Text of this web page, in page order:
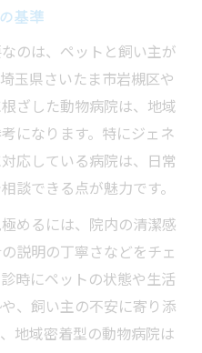
ェネラリストの違い
ストの適した活用法
型動物病院が最適
のメリットを解説
ならではの安心対応
る地域サポート体制
信頼度を確かめる方法
できる動物病院とは
ェックで重視すべき点
と悪い評判の見分け方
基準
のは、ペットと飼い主が
玉県さいたま市岩槻区や
ざした動物病院は、地域
になります。特にジェネ
応している病院は、日常
談できる点が魅力です。
めるには、院内の清潔感
説明の丁寧さなどをチェ
時にペットの状態や生活
、飼い主の不安に寄り添
地域密着型の動物病院は